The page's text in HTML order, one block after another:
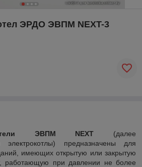
ЭРДО ЭВПМ NEXT-3
ЭВПМ NEXT (далее
электрокотлы) предназначены для
имеющих открытую или закрытую
работающую при давлении не более